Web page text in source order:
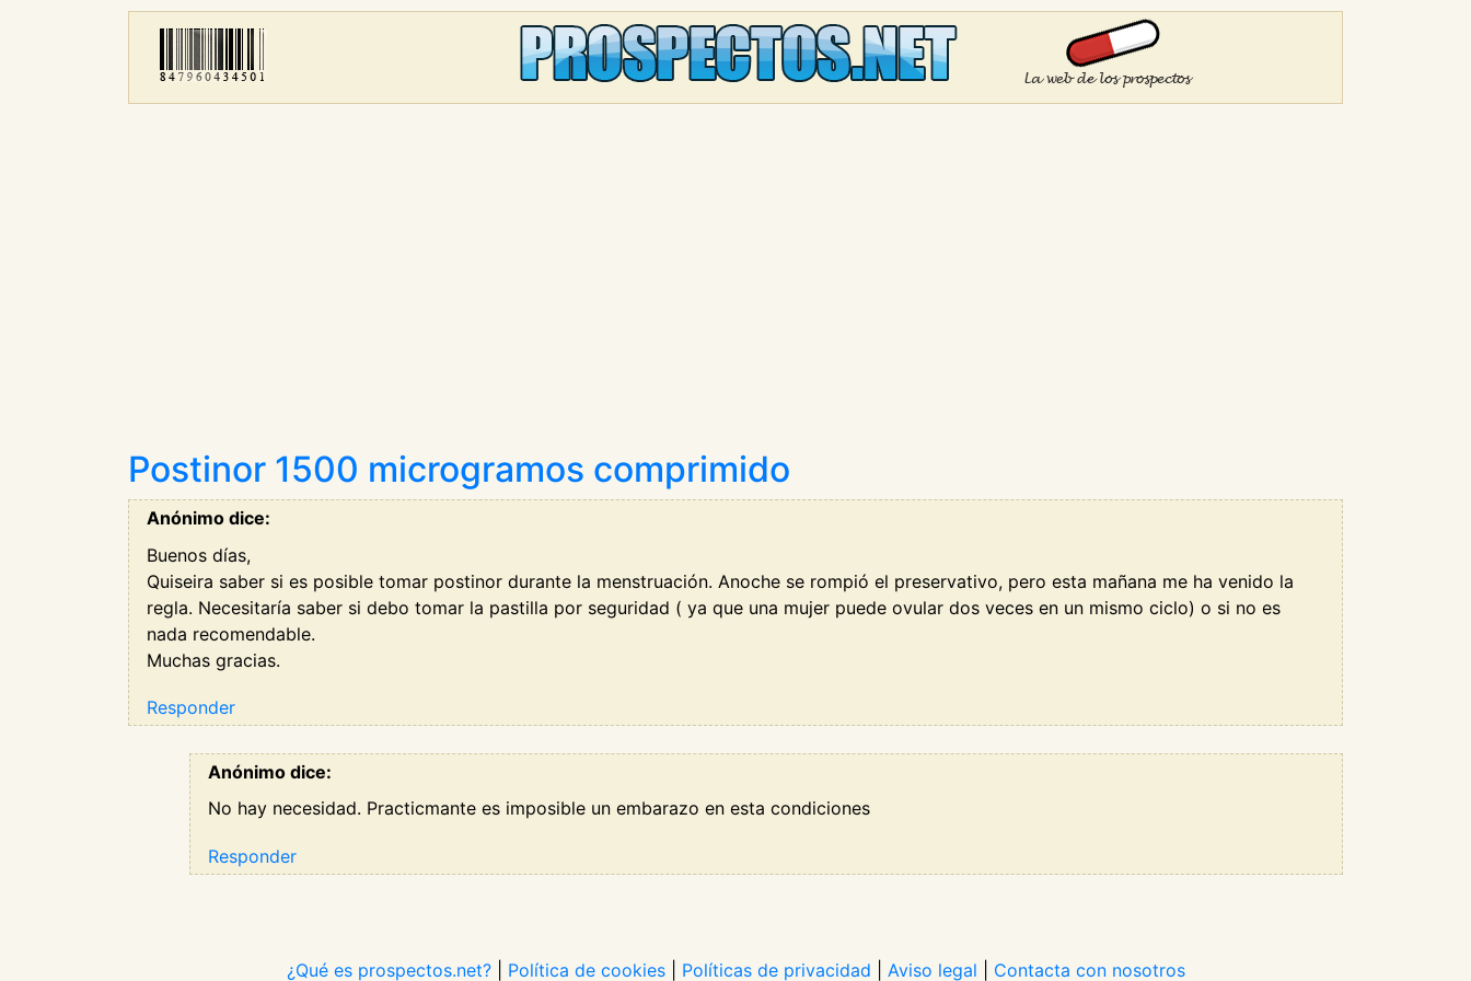
Postinor 1500 microgramos comprimido
Anónimo dice:
Buenos días,
Quiseira saber si es posible tomar postinor durante la menstruación. Anoche se rompió el preservativo, pero esta mañana me ha venido la
regla. Necesitaría saber si debo tomar la pastilla por seguridad ( ya que una mujer puede ovular dos veces en un mismo ciclo) o si no es
nada recomendable.
Muchas gracias.
Responder
Anónimo dice:
No hay necesidad. Practicmante es imposible un embarazo en esta condiciones
Responder
¿Qué es prospectos.net?| Política de cookies| Políticas de privacidad Aviso legal Contacta con nosotros